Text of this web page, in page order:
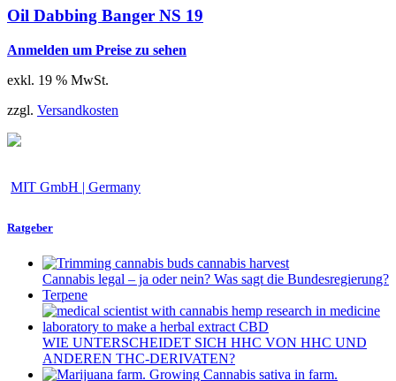
Oil Dabbing Banger NS 19
Anmelden um Preise zu sehen
exkl. 19 % MwSt.
zzgl. Versandkosten
MIT GmbH | Germany
Ratgeber
Cannabis legal – ja oder nein? Was sagt die Bundesregierung?
Terpene
WIE UNTERSCHEIDET SICH HHC VON HHC UND
ANDEREN THC-DERIVATEN?